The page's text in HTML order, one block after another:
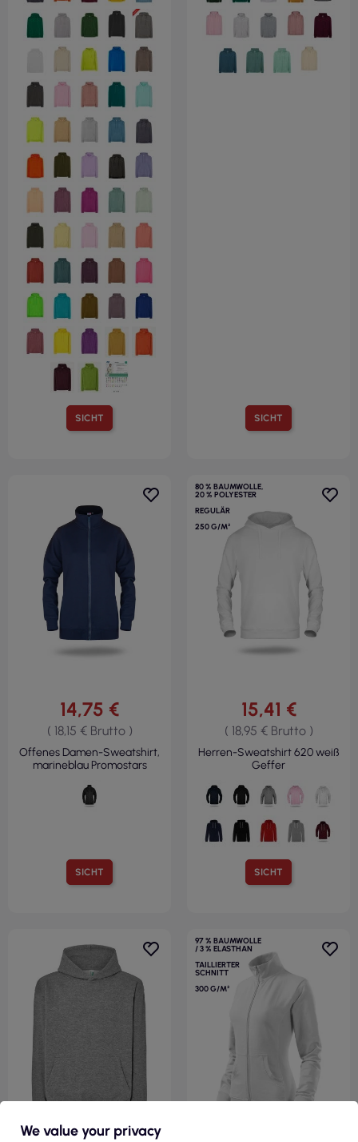
SICHT SICHT
SICHT
14,75 €
( 18,15 € Brutto )
Offenes Damen-Sweatshirt,
marineblau Promostars
80 % BAUMWOLLE,
20 % POLYESTER
REGULÄR
250 G/M²
SICHT
15,41 €
( 18,95 € Brutto )
Herren-Sweatshirt 620 weiß
Geffer
97 % BAUMWOLLE
/ 3 % ELASTHAN
TAILLIERTER
SCHNITT
300 G/M²
We value your privacy